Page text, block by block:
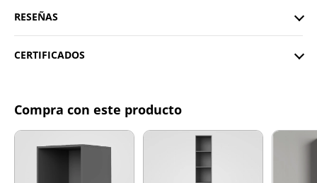
RESEÑAS
CERTIFICADOS
Compra con este producto